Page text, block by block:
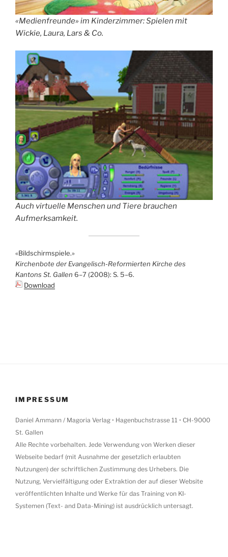
«Medienfreunde» im Kinderzimmer: Spielen mit
Wickie, Laura, Lars & Co.
Auch virtuelle Menschen und Tiere brauchen
Aufmerksamkeit.
«Bildschirmspiele.»
Kirchenbote der Evangelisch-Reformierten Kirche des
Kantons St. Gallen 6–7 (2008): S. 5–6.
Download
IMPRESSUM
Daniel Ammann / Magoria Verlag • Hagenbuchstrasse 11 • CH-9000
St. Gallen
Alle Rechte vorbehalten. Jede Verwendung von Werken dieser
Webseite bedarf (mit Ausnahme der gesetzlich erlaubten
Nutzungen) der schriftlichen Zustimmung des Urhebers. Die
Nutzung, Vervielfältigung oder Extraktion der auf dieser Website
veröffentlichten Inhalte und Werke für das Training von KI-
Systemen (Text- and Data-Mining) ist ausdrücklich untersagt.